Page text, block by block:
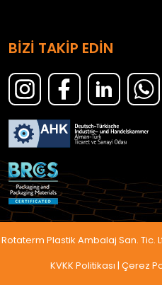
BİZİ TAKİP EDİN
Rotaterm Plastik Ambalaj San. Tic.
KVKK Politikası | Çerez